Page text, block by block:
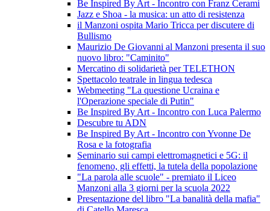
Be Inspired By Art - Incontro con Franz Cerami
Jazz e Shoa - la musica: un atto di resistenza
il Manzoni ospita Mario Tricca per discutere di
Bullismo
Maurizio De Giovanni al Manzoni presenta il suo
nuovo libro: "Caminito"
Mercatino di solidarietà per TELETHON
Spettacolo teatrale in lingua tedesca
Webmeeting "La questione Ucraina e
l'Operazione speciale di Putin"
Be Inspired By Art - Incontro con Luca Palermo
Descubre tu ADN
Be Inspired By Art - Incontro con Yvonne De
Rosa e la fotografia
Seminario sui campi elettromagnetici e 5G: il
fenomeno, gli effetti, la tutela della popolazione
"La parola alle scuole" - premiato il Liceo
Manzoni alla 3 giorni per la scuola 2022
Presentazione del libro "La banalità della mafia"